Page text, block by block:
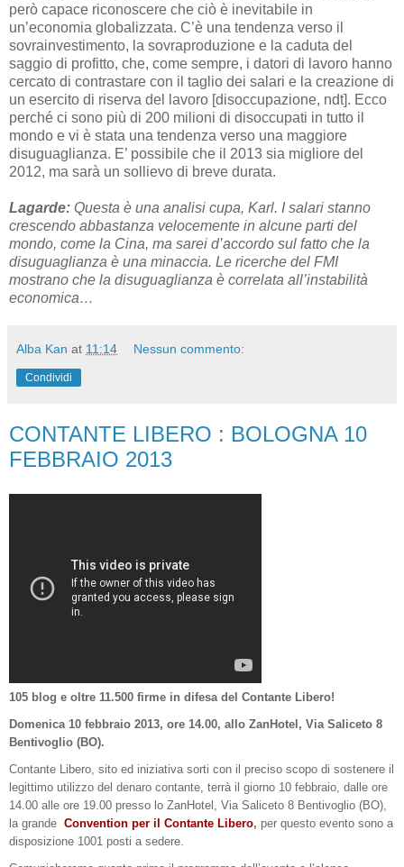
però capace riconoscere che ciò è inevitabile in
un’economia globalizzata. C’è una tendenza verso il
sovrainvestimento, la sovraproduzione e la caduta del
saggio di profitto, che, come sempre, i datori di lavoro hanno
cercato di contrastare con il taglio dei salari e la creazione di
un esercito di riserva del lavoro [disoccupazione, ndt]. Ecco
perché ci sono più di 200 milioni di disoccupati in tutto il
mondo e vi è stata una tendenza verso una maggiore
disuguaglianza. E’ possibile che il 2013 sia migliore del
2012, ma sarà un sollievo di breve durata.
Lagarde: Questa è una analisi cupa, Karl. I salari stanno
crescendo abbastanza velocemente in alcune parti del
mondo, come la Cina, ma sarei d’accordo sul fatto che la
disuguaglianza è una minaccia. Le ricerche del FMI
mostrano che la disuguaglianza è correlata all’instabilità
economica…
Alba Kan at 11:14 Nessun commento:
Condividi
CONTANTE LIBERO : BOLOGNA 10
FEBBRAIO 2013
105 blog e oltre 11.500 firme in difesa del Contante Libero!
Domenica 10 febbraio 2013, ore 14.00, allo ZanHotel, Via Saliceto 8
Bentivoglio (BO).
Contante Libero, sito ed iniziativa sorti con il preciso scopo di sostenere il
legittimo utilizzo del denaro contante, terrà il giorno 10 febbraio, dalle ore
14.00 alle ore 19.00 presso lo ZanHotel, Via Saliceto 8 Bentivoglio (BO),
la grande Convention per il Contante Libero, per questo evento sono a
disposizione 1001 posti a sedere.